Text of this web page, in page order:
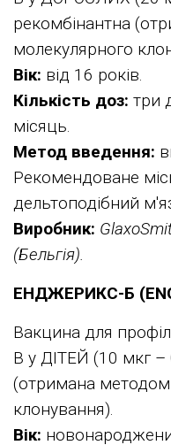
рекомбінантна
молекулярного
Вік: від 16 років.
Кількість доз: три
місяць.
Метод введення:
Рекомендоване
дельтоподібний
Виробник:
(Бельгія).
ЕНДЖЕРИКС-Б
Вакцина для
В у ДІТЕЙ (10 мкг –
(отримана
клонування).
Вік: